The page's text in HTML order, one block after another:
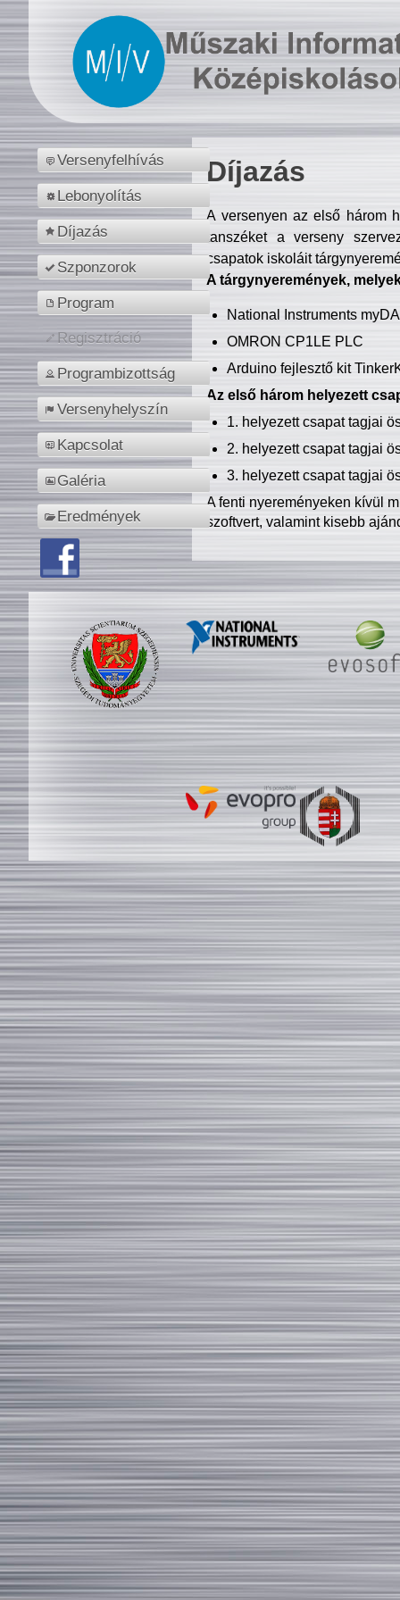
Versenyfelhívás
Lebonyolítás
Díjazás
Szponzorok
Program
Regisztráció
Programbizottság
Versenyhelyszín
Kapcsolat
Galéria
Eredmények
Díjazás
A versenyen az első három
tanszéket a verseny
csapatok iskoláit
A tárgynyeremények,
National Instruments
OMRON CP1LE PLC
Arduino fejlesztő kit
Az első három helyezett
1. helyezett csapat tagjai
2. helyezett csapat tagjai
3. helyezett csapat tagjai
A fenti nyereményeken kívül
szoftvert, valamint kisebb